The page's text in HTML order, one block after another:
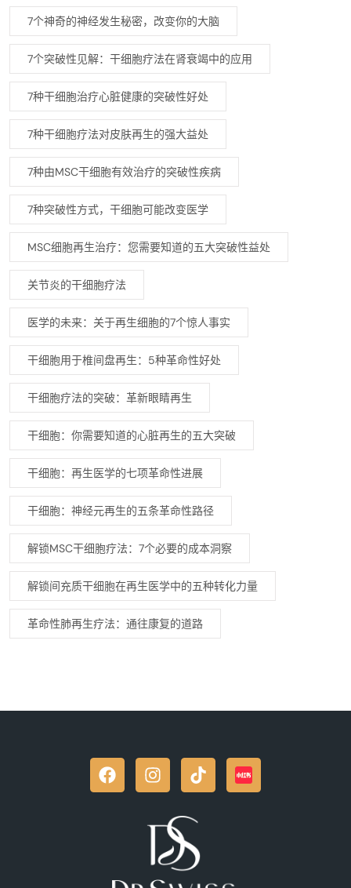
7个神奇的神经发生秘密，改变你的大脑
7个突破性见解：干细胞疗法在肾衰竭中的应用
7种干细胞治疗心脏健康的突破性好处
7种干细胞疗法对皮肤再生的强大益处
7种由MSC干细胞有效治疗的突破性疾病
7种突破性方式，干细胞可能改变医学
MSC细胞再生治疗：您需要知道的五大突破性益处
关节炎的干细胞疗法
医学的未来：关于再生细胞的7个惊人事实
干细胞用于椎间盘再生：5种革命性好处
干细胞疗法的突破：革新眼睛再生
干细胞：你需要知道的心脏再生的五大突破
干细胞：再生医学的七项革命性进展
干细胞：神经元再生的五条革命性路径
解锁MSC干细胞疗法：7个必要的成本洞察
解锁间充质干细胞在再生医学中的五种转化力量
革命性肺再生疗法：通往康复的道路